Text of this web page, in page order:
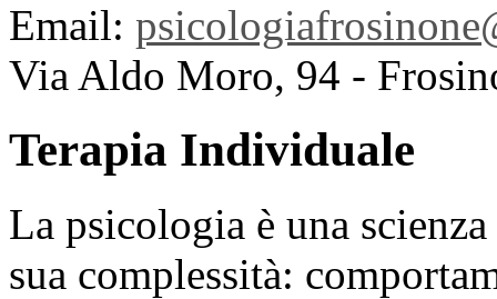
Email:
Via Aldo Moro, 94 -
Terapia Individuale
La psicologia è una
sua complessità: